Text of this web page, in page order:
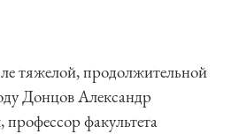
тяжелой, продолжительной
Донцов Александр
факультета